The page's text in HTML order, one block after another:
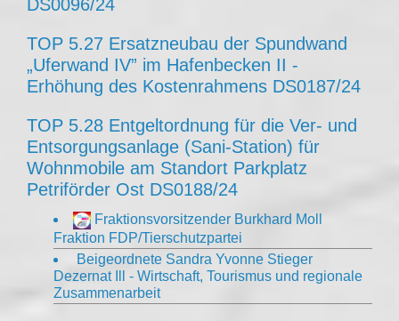
DS0096/24
TOP 5.27 Ersatzneubau der Spundwand
„Uferwand IV” im Hafenbecken II -
Erhöhung des Kostenrahmens DS0187/24
TOP 5.28 Entgeltordnung für die Ver- und
Entsorgungsanlage (Sani-Station) für
Wohnmobile am Standort Parkplatz
Petriförder Ost DS0188/24
Fraktionsvorsitzender Burkhard Moll
Fraktion FDP/Tierschutzpartei
Beigeordnete Sandra Yvonne Stieger
Dezernat Ill - Wirtschaft, Tourismus und regionale
Zusammenarbeit